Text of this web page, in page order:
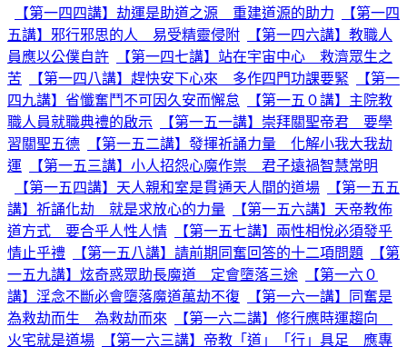
【第一四四講】劫運是助道之源 重建道源的助力
【第一四
五講】邪行邪思的人 易受精靈侵附
【第一四六講】教職人
員應以公僕自許
【第一四七講】站在宇宙中心 救濟眾生之
苦
【第一四八講】趕快安下心來 多作四門功課要緊
【第一
四九講】省懺奮鬥不可因久安而懈怠
【第一五０講】主院教
職人員就職典禮的啟示
【第一五一講】崇拜關聖帝君 要學
習關聖五德
【第一五二講】發揮祈誦力量 化解小我大我劫
運
【第一五三講】小人招怨心魔作祟 君子遠禍智慧常明
【第一五四講】天人親和室是貫通天人間的道場
【第一五五
講】祈誦化劫 就是求放心的力量
【第一五六講】天帝教佈
道方式 要合乎人性人情
【第一五七講】兩性相悅必須發乎
情止乎禮
【第一五八講】請前期同奮回答的十二項問題
【第
一五九講】炫奇惑眾助長魔道 定會墮落三途
【第一六０
講】淫念不斷必會墮落魔道萬劫不復
【第一六一講】同奮是
為救劫而生 為救劫而來
【第一六二講】修行應時運趨向
火宅就是道場
【第一六三講】帝教「道」「行」具足 應專